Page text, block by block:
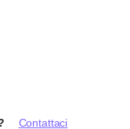
Contattaci